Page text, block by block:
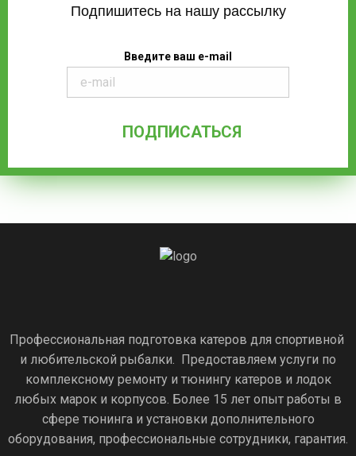
Подпишитесь на нашу рассылку
Введите ваш e-mail
Профессиональная подготовка катеров для спортивной
и любительской рыбалки. Предоставляем услуги по
комплексному ремонту и тюнингу катеров и лодок
любых марок и корпусов. Более 15 лет опыт работы в
сфере тюнинга и установки дополнительного
оборудования, профессиональные сотрудники, гарантия.